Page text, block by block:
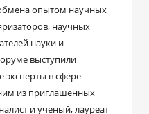
опытом научных
научных
науки и
выступили
эксперты в сфере
из приглашенных
и ученый, лауреат